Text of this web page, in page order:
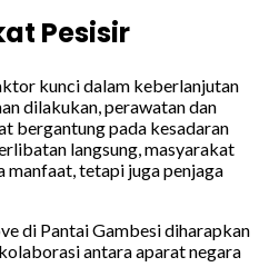
Pesisir
kunci dalam keberlanjutan
dilakukan, perawatan dan
bergantung pada kesadaran
langsung, masyarakat
manfaat, tetapi juga penjaga
di Pantai Gambesi diharapkan
antara aparat negara